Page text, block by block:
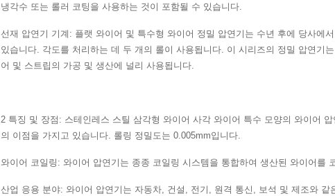
냉각수 또는 롤러 코팅을 사용하는 것이 포함될 수 있습니다.
선재 압연기 기계: 플랫 와이어 및 특수형 와이어 정밀 압연기는 수년 후에 당사에
있습니다. 각도를 처리하는 데 두 개의 롤이 사용됩니다. 이 시리즈의 정밀 압연
어 및 스트립의 가공 및 생산에 널리 사용됩니다.
2 특징 및 장점: 스테인레스 스틸 삼각형 와이어 사각 와이어 특수 모양의 와이어
의 이점을 가지고 있습니다. 롤링 정밀도는 0.005mm입니다.
와이어 코일링: 와이어 압연기는 종종 코일링 시스템을 통합하여 생산된 와이어를
산업 응용 분야: 와이어 압연기는 자동차, 건설, 전기, 원격 통신, 보석 및 제조와